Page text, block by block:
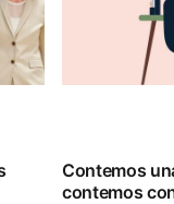
Contemos
contemos